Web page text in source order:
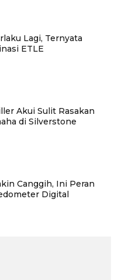
Lagi, Ternyata
ETLE
Akui Sulit Rasakan
di Silverstone
Canggih, Ini Peran
Digital